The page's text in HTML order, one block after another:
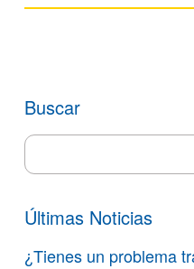
Buscar
Search
for:
Últimas Noticias
¿Tienes un problema